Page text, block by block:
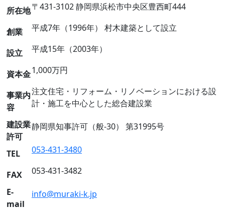
所在地〒431-3102 静岡県浜松市中央区豊西町444
創業 平成7年（1996年） 村木建築として設立
設立 平成15年（2003年）
資本金1,000万円
事業内
容
注文住宅・リフォーム・リノベーションにおける設
計・施工を中心とした総合建設業
建設業
許可
静岡県知事許可（般-30） 第31995号
TEL 053-431-3480
FAX
053-431-3482
E-
mail
info@muraki-k.jp